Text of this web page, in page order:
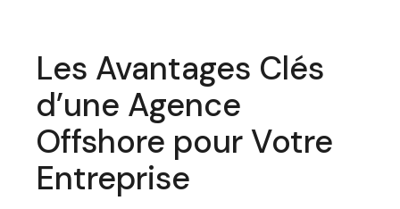
Les Avantages Clés
d’une Agence
Offshore pour Votre
Entreprise